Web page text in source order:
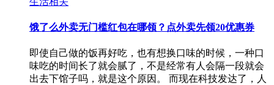
饿了么外卖无门槛红包在哪领？点外卖先领20优惠券
即使自己做的饭再好吃，也有想换口味的时候，一种口
味吃的时间长了就会腻了，不是经常有人会隔一段就会
出去下馆子吗，就是这个原因。 而现在科技发达了，人